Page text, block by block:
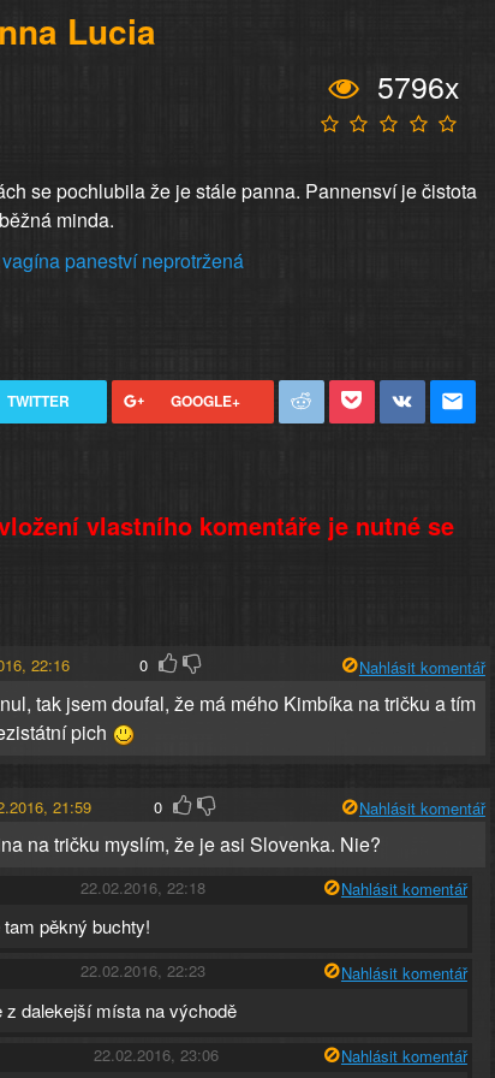
Lucia
5796x
se pochlubila že je stále panna. Pannensví je čistota
minda.
vagínapaneství neprotržená
TWITTER GOOGLE+
vlastního komentáře je nutné se
22:16 0 Nahlásit komentář
tak jsem doufal, že má mého Kimbíka na tričku a tím
pich
21:59 0 Nahlásit komentář
na tričku myslím, že je asi Slovenka. Nie?
22.02.2016, 22:18 Nahlásit komentář
pěkný buchty!
22.02.2016, 22:23 Nahlásit komentář
z dalekejší místa na východě
22.02.2016, 23:06 Nahlásit komentář